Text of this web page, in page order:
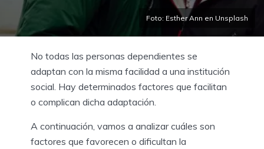
Foto: Esther Ann en Unsplash
No todas las personas dependientes se
adaptan con la misma facilidad a una institución
social. Hay determinados factores que facilitan
o complican dicha adaptación.
A continuación, vamos a analizar cuáles son
factores que favorecen o dificultan la